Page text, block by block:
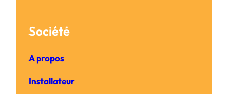
Société
A propos
Installateur